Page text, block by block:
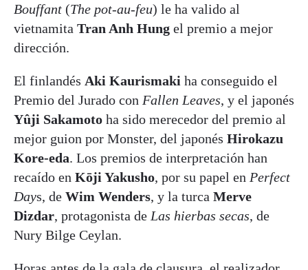
Bouffant (The pot-au-feu) le ha valido al
vietnamita Tran Anh Hung el premio a mejor
dirección.
El finlandés Aki Kaurismaki ha conseguido el
Premio del Jurado con Fallen Leaves, y el japonés
Yûji Sakamoto ha sido merecedor del premio al
mejor guion por Monster, del japonés Hirokazu
Kore-eda. Los premios de interpretación han
recaído en Kōji Yakusho, por su papel en Perfect
Days, de Wim Wenders, y la turca Merve
Dizdar, protagonista de Las hierbas secas, de
Nury Bilge Ceylan.